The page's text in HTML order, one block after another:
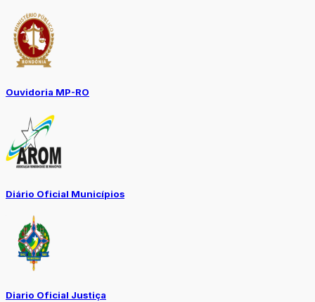
Ouvidoria MP-RO
Diário Oficial Municípios
Diario Oficial Justiça